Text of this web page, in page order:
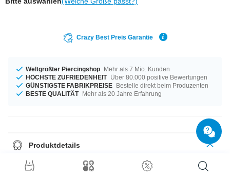
Crazy Best Preis Garantie
Weltgrößter Piercingshop Mehr als 7 Mio. Kunden
HÖCHSTE ZUFRIEDENHEIT Über 80.000 positive Bewertungen
GÜNSTIGSTE FABRIKPREISE Bestelle direkt beim Produzenten
BESTE QUALITÄT Mehr als 20 Jahre Erfahrung
Produktdetails
Groß oder klein, das entscheidest du allein – verfügbar in den
Materialstärken 1,0 mm bis 1,6 mm. Mit Durchmessern von 6 mm bis 22